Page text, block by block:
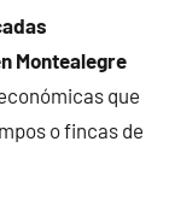
Montealegre
que
o fincas de